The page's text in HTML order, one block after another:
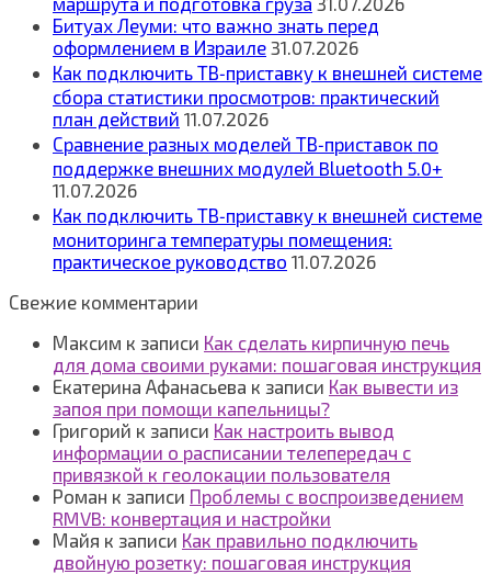
Битуах Леуми: что важно знать перед
оформлением в Израиле 31.07.2026
Как подключить ТВ‑приставку к внешней системе
сбора статистики просмотров: практический
план действий 11.07.2026
Сравнение разных моделей ТВ‑приставок по
поддержке внешних модулей Bluetooth 5.0+
11.07.2026
Как подключить ТВ‑приставку к внешней системе
мониторинга температуры помещения:
практическое руководство 11.07.2026
Свежие комментарии
Максим к записи Как сделать кирпичную печь
для дома своими руками: пошаговая инструкция
Екатерина Афанасьева к записи Как вывести из
запоя при помощи капельницы?
Григорий к записи Как настроить вывод
информации о расписании телепередач с
привязкой к геолокации пользователя
Роман к записи Проблемы с воспроизведением
RMVB: конвертация и настройки
Майя к записи Как правильно подключить
двойную розетку: пошаговая инструкция